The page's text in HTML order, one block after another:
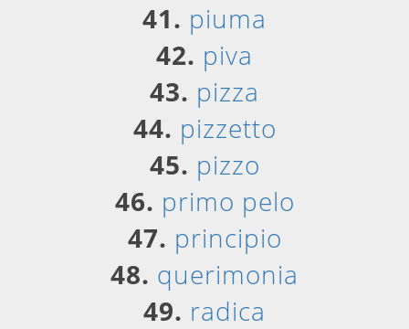
41. piuma
42. piva
43. pizza
44. pizzetto
45. pizzo
46. primo pelo
47. principio
48. querimonia
49. radica